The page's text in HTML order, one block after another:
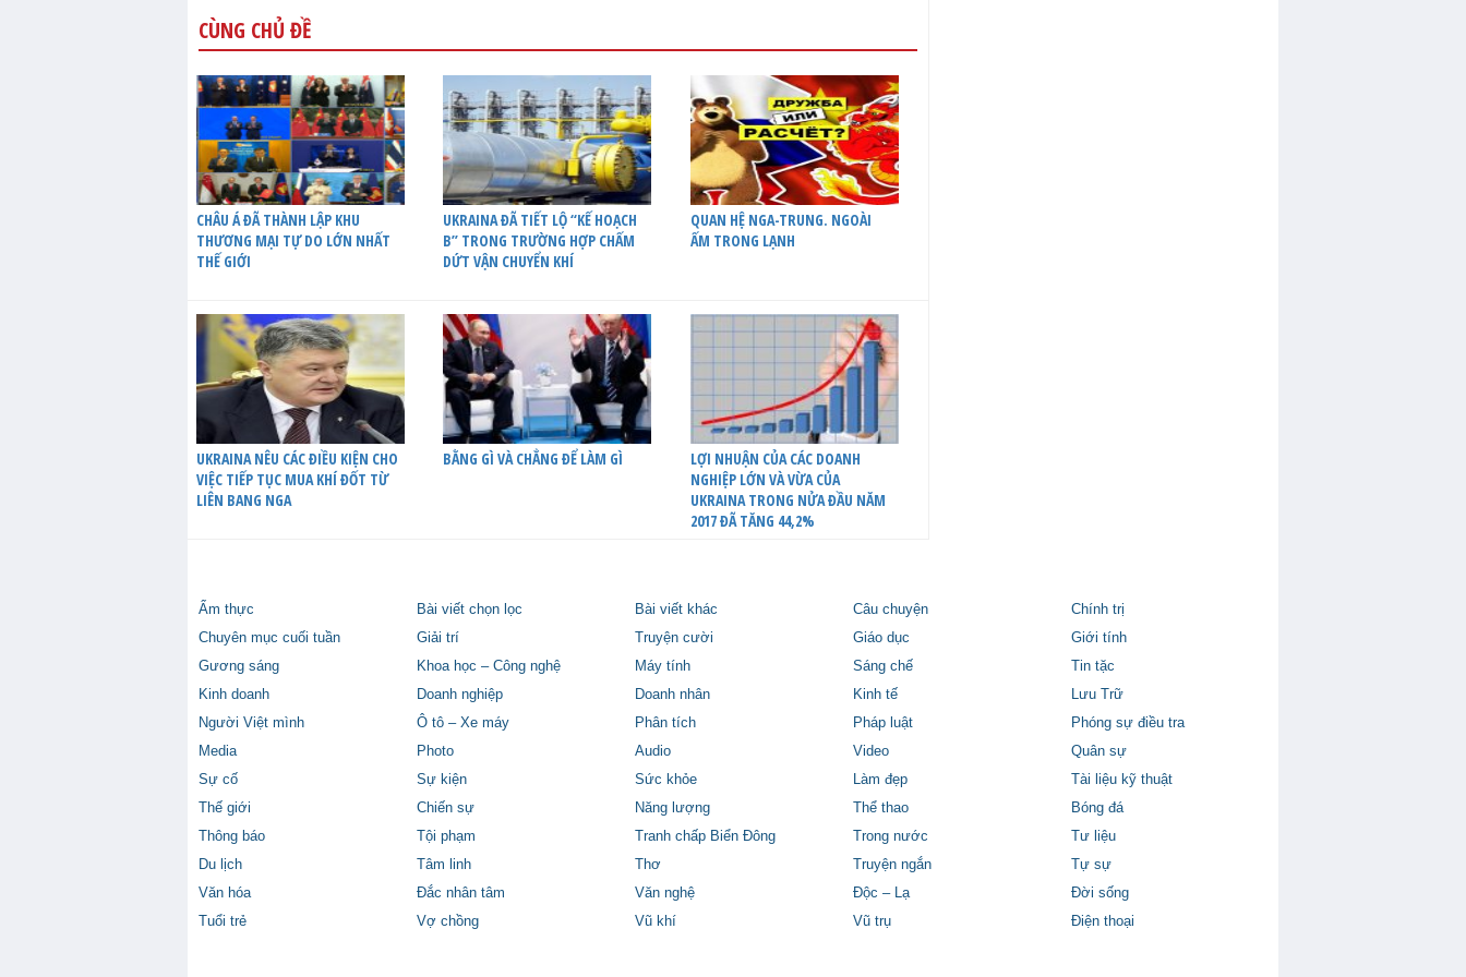
CÙNG CHỦ ĐỀ
CHÂU Á ĐÃ THÀNH LẬP KHU
THƯƠNG MẠI TỰ DO LỚN NHẤT
THẾ GIỚI
UKRAINA ĐÃ TIẾT LỘ “KẾ HOẠCH
B” TRONG TRƯỜNG HỢP CHẤM
DỨT VẬN CHUYỂN KHÍ
QUAN HỆ NGA-TRUNG. NGOÀI
ẤM TRONG LẠNH
UKRAINA NÊU CÁC ĐIỀU KIỆN CHO
VIỆC TIẾP TỤC MUA KHÍ ĐỐT TỪ
LIÊN BANG NGA
BẰNG GÌ VÀ CHẲNG ĐỂ LÀM GÌ
LỢI NHUẬN CỦA CÁC DOANH
NGHIỆP LỚN VÀ VỪA CỦA
UKRAINA TRONG NỬA ĐẦU NĂM
2017 ĐÃ TĂNG 44,2%
Ẩm thực Bài viết chọn lọc Bài viết khác Câu chuyện
Chính trị
Chuyên mục cuối tuần
Giải trí Truyện cười Giáo dục
Giới tính
Gương sáng
Khoa học – Công nghệ Máy tính Sáng chế
Tin tặc
Kinh doanh
Doanh nghiệp Doanh nhân Kinh tế
Lưu Trữ
Người Việt mình
Ô tô – Xe máy Phân tích Pháp luật
Phóng sự điều tra
Media
Photo Audio Video
Quân sự
Sự cố
Sự kiện Sức khỏe Làm đẹp
Tài liệu kỹ thuật
Thế giới
Chiến sự Năng lượng Thể thao
Bóng đá
Thông báo
Tội phạm Tranh chấp Biển Đông Trong nước
Tư liệu
Du lịch
Tâm linh Thơ Truyện ngắn
Tự sự
Văn hóa
Đắc nhân tâm Văn nghệ Độc – Lạ
Đời sống
Tuổi trẻ
Vợ chồng Vũ khí Vũ trụ Điện thoại